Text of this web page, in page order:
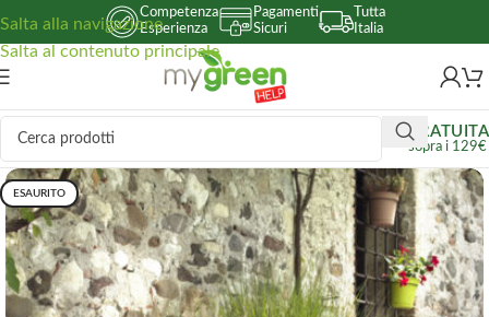
Salta alla navigazione
Salta al contenuto principale
Competenza
Esperienza
Pagamenti
Sicuri
Tutta
Italia
GRATUITA
sopra i 129€
ESAURITO